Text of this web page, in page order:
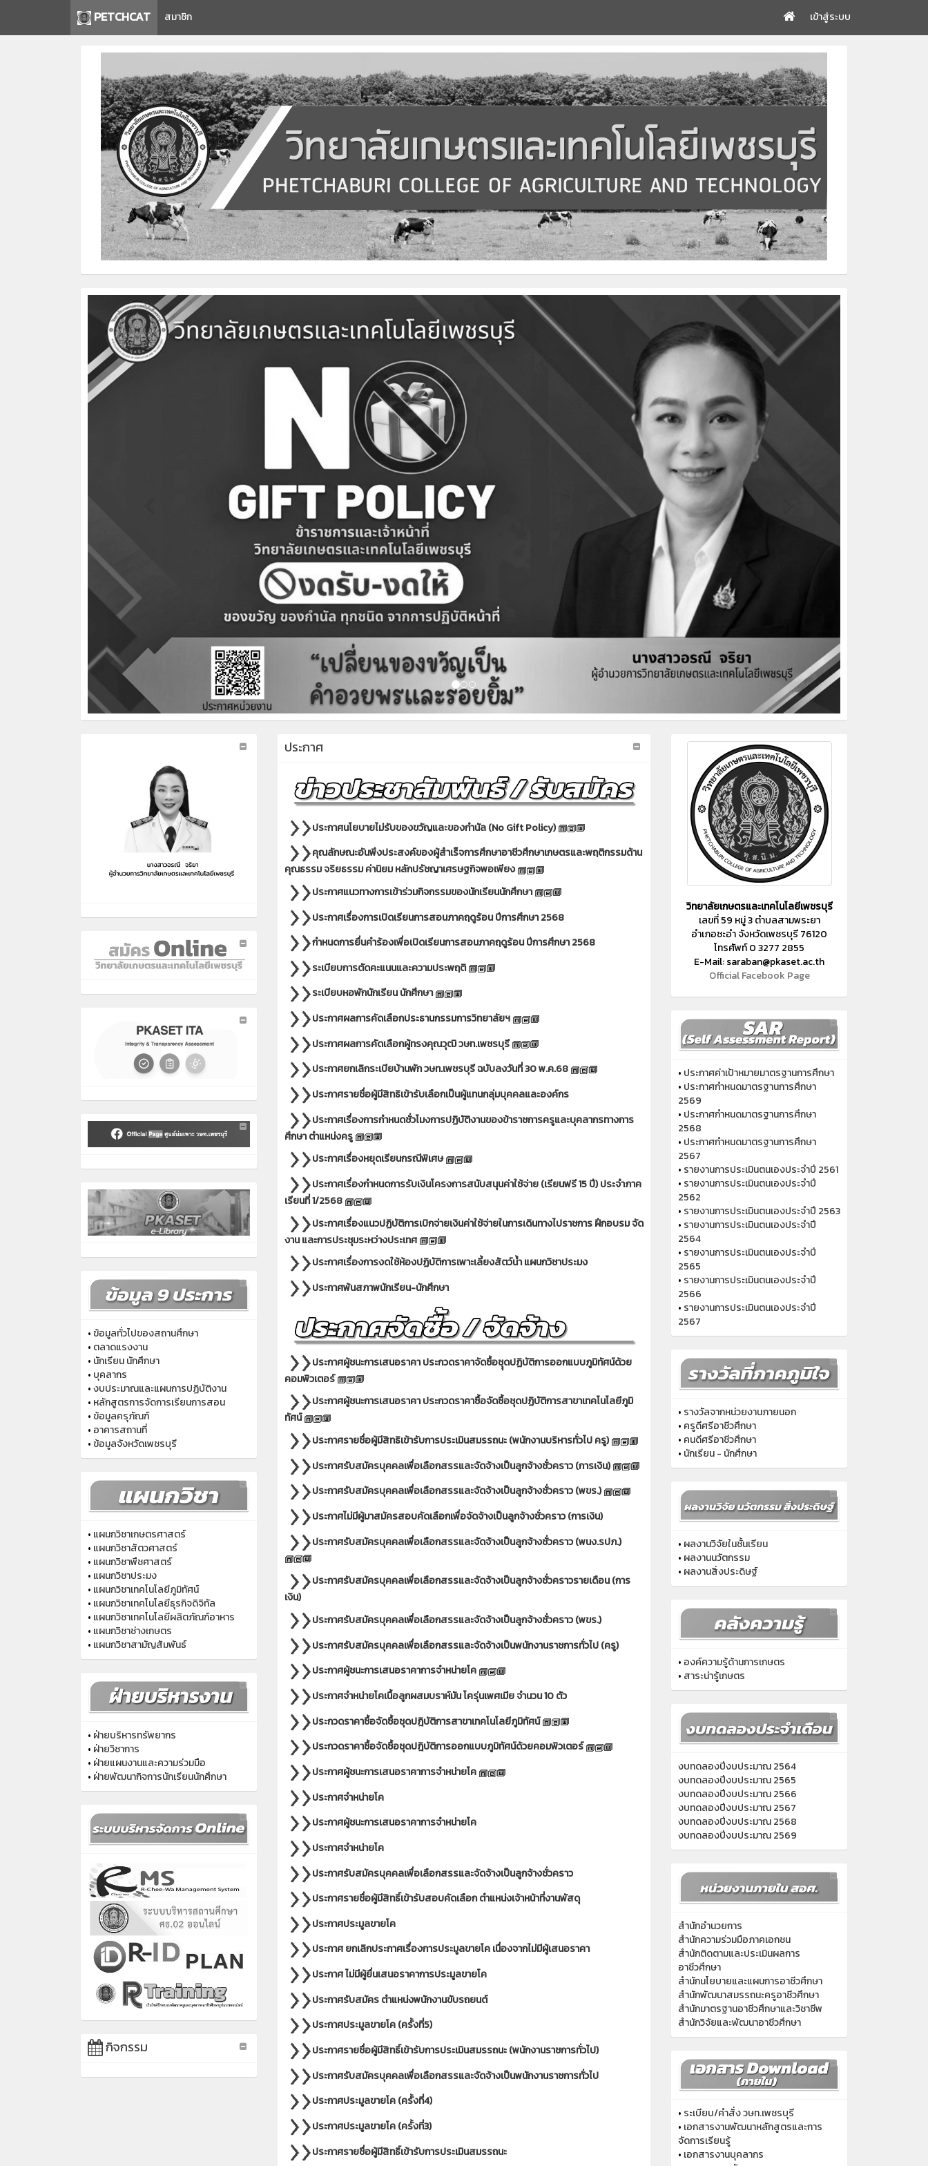
PETCHCAT สมาชิก เข้าสู่ระบบ
• ข้อมูลทั่วไปของสถานศึกษา
• ตลาดแรงงาน
• นักเรียน นักศึกษา
• บุคลากร
•งบประมาณและแผนการปฏิบัติงาน
• หลักสูตรการจัดการเรียนการสอน
• ข้อมูลครุภัณฑ์
• อาคารสถานที่
• ข้อมูลจังหวัดเพชรบุรี
• แผนกวิชาเกษตรศาสตร์
• แผนกวิชาสัตวศาสตร์
• แผนกวิชาพืชศาสตร์
• แผนกวิชาประมง
• แผนกวิชาเทคโนโลยีภูมิทัศน์
• แผนกวิชาเทคโนโลยีธุรกิจดิจิทัล
• แผนกวิชาเทคโนโลยีผลิตภัณฑ์อาหาร
• แผนกวิชาช่างเกษตร
• แผนกวิชาสามัญสัมพันธ์
• ฝ่ายบริหารทรัพยากร
• ฝ่ายวิชาการ
• ฝ่ายแผนงานและความร่วมมือ
• ฝ่ายพัฒนากิจการนักเรียนนักศึกษา
กิจกรรม
ประกาศ
ประกาศนโยบายไม่รับของขวัญและของกำนัล (No Gift Policy)
คุณลักษณะอันพึงประสงค์ของผู้สำเร็จการศึกษาอาชีวศึกษาเกษตรและพฤติกรรมด้าน
คุณธรรม จริยธรรม ค่านิยม หลักปรัชญาเศรษฐกิจพอเพียง
ประกาศแนวทางการเข้าร่วมกิจกรรมของนักเรียนนักศึกษา
ประกาศเรื่องการเปิดเรียนการสอนภาคฤดูร้อน ปีการศึกษา 2568
กำหนดการยื่นคำร้องเพื่อเปิดเรียนการสอนภาคฤดูร้อน ปีการศึกษา 2568
ระเบียบการตัดคะแนนและความประพฤติ
ระเบียบหอพักนักเรียน นักศึกษา
ประกาศผลการคัดเลือกประธานกรรมการวิทยาลัยฯ
ประกาศผลการคัดเลือกผู้ทรงคุณวุฒิ วษท.เพชรบุรี
ประกาศยกเลิกระเบียบ้านพัก วษท.เพชรบุรี ฉบับลงวันที่ 30 พ.ค.68
ประกาศรายชื่อผู้มีสิทธิเข้ารับเลือกเป็นผู้แทนกลุ่มบุคคลและองค์กร
ประกาศเรื่องการกำหนดชั่วโมงการปฏิบัติงานของข้าราชการครูและบุคลากรทางการ
ศึกษา ตำแหน่งครู
ประกาศเรื่องหยุดเรียนกรณีพิเศษ
ประกาศเรื่องกำหนดการรับเงินโครงการสนับสนุนค่าใช้จ่าย (เรียนฟรี 15 ปี) ประจำภาค
เรียนที่ 1/2568
ประกาศเรื่องแนวปฏิบัติการเบิกจ่ายเงินค่าใช้จ่ายในการเดินทางไปราชการ ฝึกอบรม จัด
งาน และการประชุมระหว่างประเทศ
ประกาศเรื่องการงดใช้ห้องปฏิบัติการเพาะเลี้ยงสัตว์น้ำ แผนกวิชาประมง
ประกาศพ้นสภาพนักเรียน-นักศึกษา
ประกาศผู้ชนะการเสนอราคา ประกวดราคาจัดซื้อชุุดปฏิบัติการออกแบบภูมิทัศน์ด้วย
คอมพิวเตอร์
ประกาศผู้ชนะการเสนอราคา ประกวดราคาซื้อจัดซื้อชุดปฏิบัติการสาขาเทคโนโลยีภูมิ
ทัศน์
ประกาศรายชื่อผู้มีสิทธิเข้ารับการประเมินสมรรถนะ (พนักงานบริหารทั่วไป ครู)
ประกาศรับสมัครบุคคลเพื่อเลือกสรรและจัดจ้างเป็นลูกจ้างชั่วคราว (การเงิน)
ประกาศรับสมัครบุคคลเพื่อเลือกสรรและจัดจ้างเป็นลูกจ้างชั่วคราว (พขร.)
ประกาศไม่มีผู้มาสมัครสอบคัดเลือกเพื่อจัดจ้างเป็นลูกจ้างชั่วคราว (การเงิน)
ประกาศรับสมัครบุคคลเพื่อเลือกสรรและจัดจ้างเป็นลูกจ้างชั่วคราว (พนง.รปภ.)
ประกาศรับสมัครบุคคลเพื่อเลือกสรรและจัดจ้างเป็นลูกจ้างชั่วคราวรายเดือน (การ
เงิน)
ประกาศรับสมัครบุคคลเพื่อเลือกสรรและจัดจ้างเป็นลูกจ้างชั่วคราว (พขร.)
ประกาศรับสมัครบุคคลเพื่อเลือกสรรและจัดจ้างเป็นพนักงานราชการทั่วไป (ครู)
ประกาศผู้ชนะการเสนอราคาการจำหน่ายโค
ประกาศจำหน่ายโคเนื้อลูกผสมบราห์มัน โครุ่นเพศเมีย จำนวน 10 ตัว
ประกวดราคาซื้อจัดซื้อชุดปฎิบัติการสาขาเทคโนโลยีภูมิทัศน์
ประกวดราคาซื้อจัดซื้อชุดปฎิบัติการออกแบบภูมิทัศน์ด้วยคอมพิวเตอร์
ประกาศผู้ชนะการเสนอราคาการจำหน่ายโค
ประกาศจำหน่ายโค
ประกาศผู้ชนะการเสนอราคาการจำหน่ายโค
ประกาศจำหน่ายโค
ประกาศรับสมัครบุคคลเพื่อเลือกสรรและจัดจ้างเป็นลูกจ้างชั่วคราว
ประกาศรายชื่อผู้มีสิทธิ์เข้ารับสอบคัดเลือก ตำแหน่งเจ้าหน้าที่งานพัสดุ
ประกาศประมูลขายโค
ประกาศ ยกเลิกประกาศเรื่องการประมูลขายโค เนื่องจากไม่มีผู้เสนอราคา
ประกาศ ไม่มีผู้ยื่นเสนอราคาการประมูลขายโค
ประกาศรับสมัคร ตำแหน่งพนักงานขับรถยนต์
ประกาศประมูลขายโค (ครั้งที่5)
ประกาศรายชื่อผู้มีสิทธิ์เข้ารับการประเมินสมรรถนะ (พนักงานราชการทั่วไป)
ประกาศรับสมัครบุคคลเพื่อเลือกสรรและจัดจ้างเป็นพนักงานราชการทั่วไป
ประกาศประมูลขายโค (ครั้งที่4)
ประกาศประมูลขายโค (ครั้งที่3)
ประกาศรายชื่อผู้มีสิทธิ์เข้ารับการประเมินสมรรถนะ
วิทยาลัยเกษตรและเทคโนโลยีเพชรบุรี
เลขที่ 59 หมู่ 3 ตำบลสามพระยา
อำเภอชะอำ จังหวัดเพชรบุรี 76120
โทรศัพท์ 0 3277 2855
E-Mail:saraban@pkaset.ac.th
Official Facebook Page
• ประกาศค่าเป้าหมายมาตรฐานการศึกษา
• ประกาศกำหนดมาตรฐานการศึกษา
2569
• ประกาศกำหนดมาตรฐานการศึกษา
2568
• ประกาศกำหนดมาตรฐานการศึกษา
2567
• รายงานการประเมินตนเองประจำปี 2561
• รายงานการประเมินตนเองประจำปี
2562
• รายงานการประเมินตนเองประจำปี 2563
• รายงานการประเมินตนเองประจำปี
2564
• รายงานการประเมินตนเองประจำปี
2565
• รายงานการประเมินตนเองประจำปี
2566
• รายงานการประเมินตนเองประจำปี
2567
• รางวัลจากหน่วยงานภายนอก
• ครูดีศรีอาชีวศึกษา
• คนดีศรีอาชีวศึกษา
• นักเรียน - นักศึกษา
• ผลงานวิจัยในชั้นเรียน
• ผลงานนวัตกรรม
• ผลงานสิ่งประดิษฐ์
• องค์ความรู้ด้านการเกษตร
• สาระน่ารู้เกษตร
งบทดลองปีงบประมาณ 2564
งบทดลองปีงบประมาณ 2565
งบทดลองปีงบประมาณ 2566
งบทดลองปีงบประมาณ 2567
งบทดลองปีงบประมาณ 2568
งบทดลองปีงบประมาณ 2569
สำนักอำนวยการ
สำนักความร่วมมือภาคเอกชน
สำนักติดตามและประเมินผลการ
อาชีวศึกษา
สำนักนโยบายและแผนการอาชีวศึกษา
สำนักพัฒนาสมรรถนะครูอาชีวศึกษา
สำนักมาตรฐานอาชีวศึกษาและวิชาชีพ
สำนักวิจัยและพัฒนาอาชีวศึกษา
• ระเบียบ/คำสั่ง วษท.เพชรบุรี
• เอกสารงานพัฒนาหลักสูตรและการ
จัดการเรียนรู้
• เอกสารงานบุคลากร